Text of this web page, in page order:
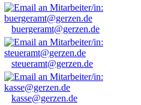
buergeramt@gerzen.de
steueramt@gerzen.de
kasse@gerzen.de